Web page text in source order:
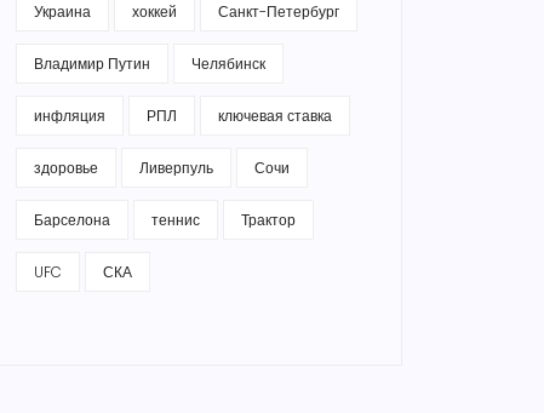
Украина хоккей Санкт-Петербург
Владимир Путин Челябинск
инфляция РПЛ ключевая ставка
здоровье Ливерпуль Сочи
Барселона теннис Трактор
UFC СКА